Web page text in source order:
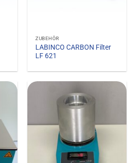
ZUBEHÖR
LABINCO CARBON Filter
LF 621